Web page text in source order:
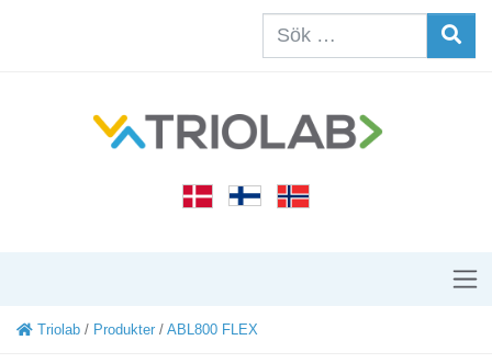
Triolab / Produkter / ABL800 FLEX